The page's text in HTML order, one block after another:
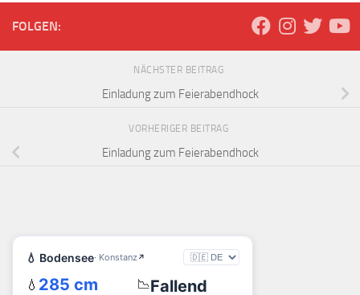
FOLGEN:
NÄCHSTER BEITRAG
Einladung zum Feierabendhock
VORHERIGER BEITRAG
Einladung zum Feierabendhock